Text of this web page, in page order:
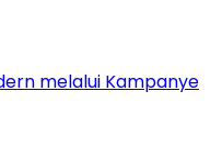
melalui Kampanye